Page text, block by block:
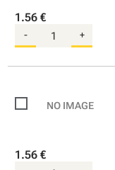
1.56 €
- +
1.56 €